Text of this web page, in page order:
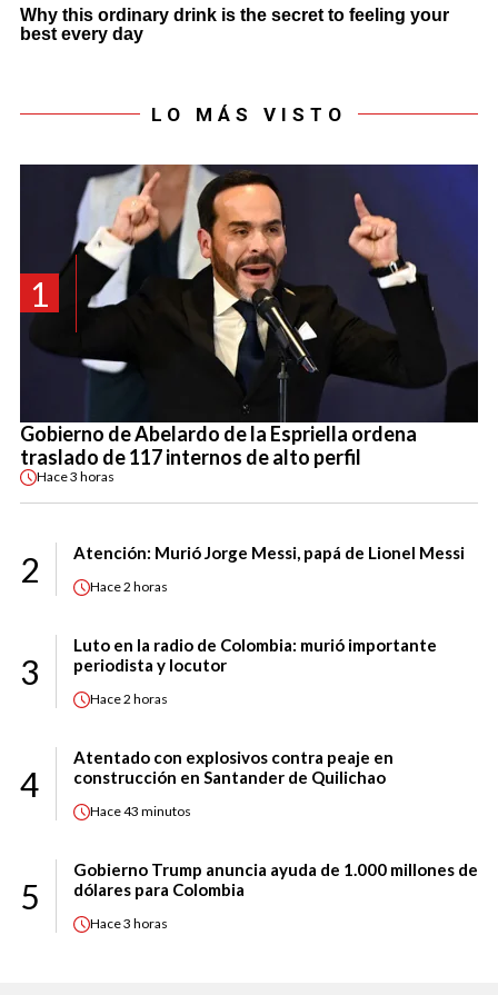
LO MÁS VISTO
1
Gobierno de Abelardo de la Espriella ordena
traslado de 117 internos de alto perfil
Hace3 horas
2 Atención: Murió Jorge Messi, papá de Lionel Messi
Hace2 horas
3
Luto en la radio de Colombia: murió importante
periodista y locutor
Hace2 horas
4
Atentado con explosivos contra peaje en
construcción en Santander de Quilichao
Hace43 minutos
5
Gobierno Trump anuncia ayuda de 1.000 millones de
dólares para Colombia
Hace3 horas